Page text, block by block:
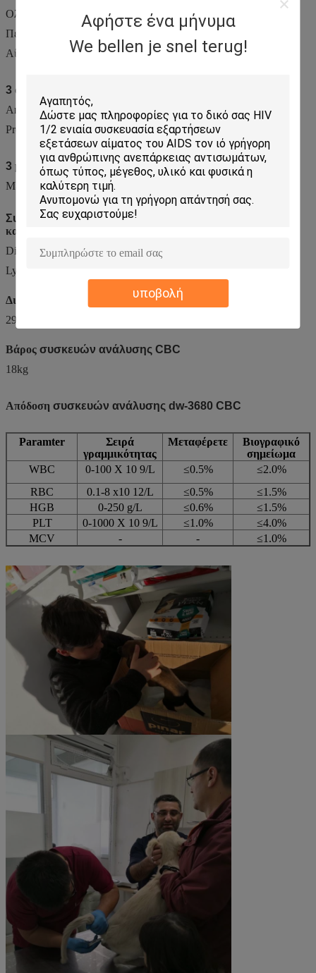
Αφήστε ένα μήνυμα
We bellen je snel terug!
υποβολή
Ολόκληρο αίμα
Περιφερειακό αίμα
Αίμα Prediluted
3 όγκος δειγμάτων
Anticogulant ολόκληρο blood≤9.6μL
Prediluted blood≤20μL
3 μνήμη στοιχείων
συσκευών ανάλυσης μερών CBC
Μέχρι 50.000 αποτελέσματα δειγμάτων
Συσκευή ανάλυσης 2 CBC
καθημερινή δοκιμή.
Diluent 5L
Lyse 200ml
Διάσταση
συσκευών ανάλυσης CBC
290mm (L)/365mm (W)/390mm (Χ)
Βάρος συσκευών ανάλυσης CBC
18kg
Απόδοση συσκευών ανάλυσης dw-3680 CBC
Paramter
Σειρά
γραμμικότητας
Μεταφέρετε
Βιογραφικό
σημείωμα
WBC
0-100 X 10 9/L ≤0.5%
≤2.0%
RBC
0.1-8 x10 12/L ≤0.5%
≤1.5%
HGB
0-250 g/L ≤0.6%
≤1.5%
PLT
0-1000 X 10 9/L ≤1.0%
≤4.0%
MCV
- - ≤1.0%